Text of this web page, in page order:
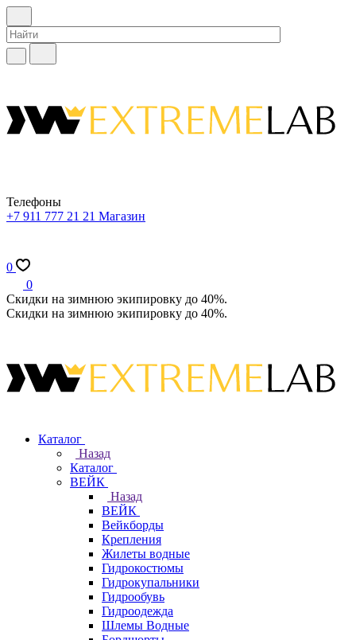
Телефоны
+7 911 777 21 21 Магазин
0
0
Скидки на зимнюю экипировку до 40%.
Скидки на зимнюю экипировку до 40%.
Каталог
Назад
Каталог
ВЕЙК
Назад
ВЕЙК
Вейкборды
Крепления
Жилеты водные
Гидрокостюмы
Гидрокупальники
Гидрообувь
Гидроодежда
Шлемы Водные